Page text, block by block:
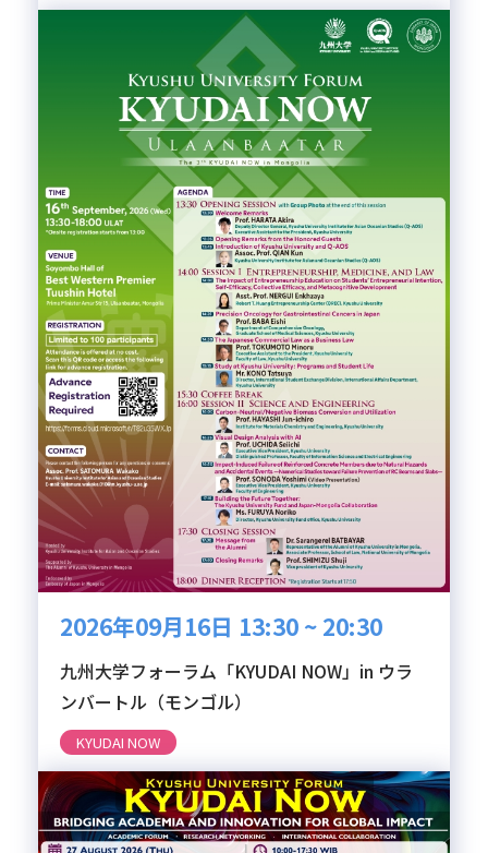
2026年09月16日 13:30 ~ 20:30
九州大学フォーラム「KYUDAI NOW」in ウラ
ンバートル（モンゴル）
KYUDAI NOW